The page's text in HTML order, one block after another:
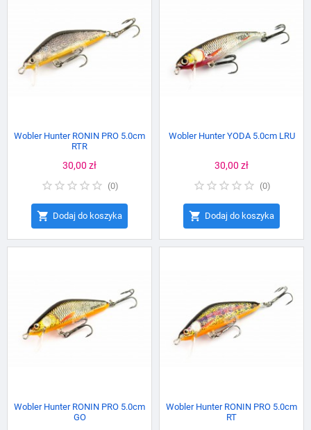
Wobler Hunter RONIN PRO 5.0cm
RTR
Cena
30,00 zł
(0)
 Dodaj do koszyka
Wobler Hunter YODA 5.0cm LRU
Cena
30,00 zł
(0)
 Dodaj do koszyka
Wobler Hunter RONIN PRO 5.0cm
GO
Wobler Hunter RONIN PRO 5.0cm
RT